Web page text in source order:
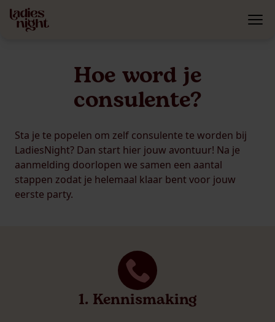
Hoe word je
consulente?
Sta je te popelen om zelf consulente te worden bij
LadiesNight? Dan start hier jouw avontuur! Na je
aanmelding doorlopen we samen een aantal
stappen zodat je helemaal klaar bent voor jouw
eerste party.
1. Kennismaking